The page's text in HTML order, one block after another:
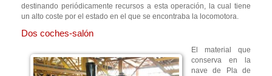
destinando periódicamente recursos a esta operación, la cual tiene
un alto coste por el estado en el que se encontraba la locomotora.
Dos coches-salón
El material que
conserva en la
nave de Pla de